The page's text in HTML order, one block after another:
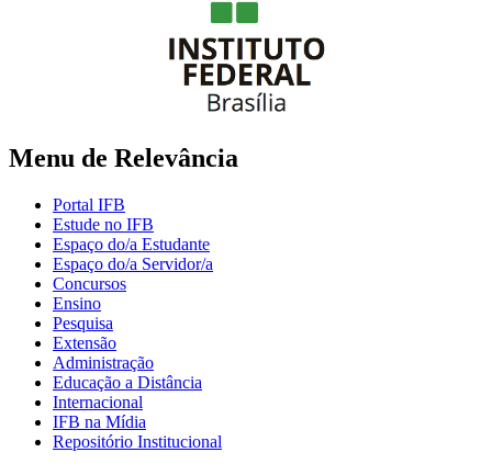
Menu de Relevância
Portal IFB
Estude no IFB
Espaço do/a Estudante
Espaço do/a Servidor/a
Concursos
Ensino
Pesquisa
Extensão
Administração
Educação a Distância
Internacional
IFB na Mídia
Repositório Institucional